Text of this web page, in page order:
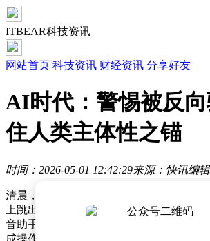
ITBEAR科技资讯
网站首页 科技资讯 财经资讯 分享好友
AI时代：警惕被反
住人类主体性之锚
时间：2026-05-01 12:42:29来源：快讯编
清晨，当第一缕阳光透过窗帘，人们习惯
上跳出的新闻推荐精准对应着昨夜浏览
音助手以贴合个人习惯的语气回应指令，
成操作；工作间隙，AI辅助写作工具优化